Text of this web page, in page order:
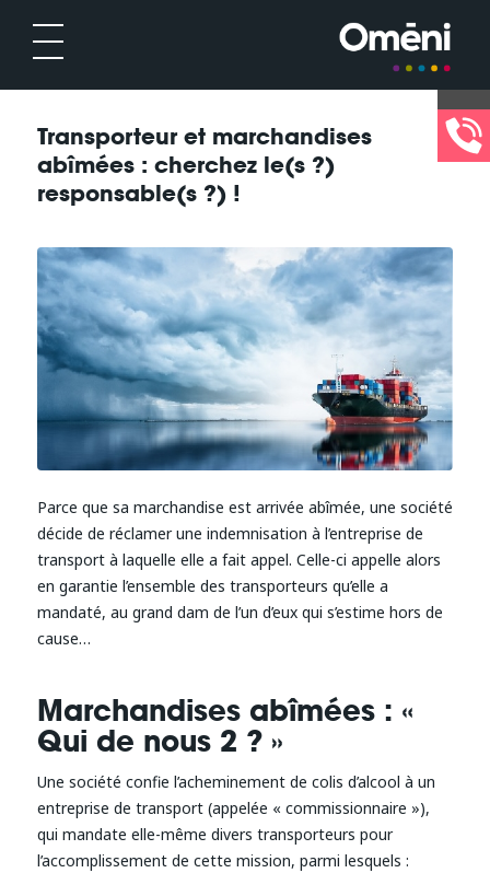
Transporteur et marchandises
abîmées : cherchez le(s ?)
responsable(s ?) !
Parce que sa marchandise est arrivée abîmée, une société
décide de réclamer une indemnisation à l’entreprise de
transport à laquelle elle a fait appel. Celle-ci appelle alors
en garantie l’ensemble des transporteurs qu’elle a
mandaté, au grand dam de l’un d’eux qui s’estime hors de
cause…
Marchandises abîmées : «
Qui de nous 2 ? »
Une société confie l’acheminement de colis d’alcool à un
entreprise de transport (appelée « commissionnaire »),
qui mandate elle-même divers transporteurs pour
l’accomplissement de cette mission, parmi lesquels :